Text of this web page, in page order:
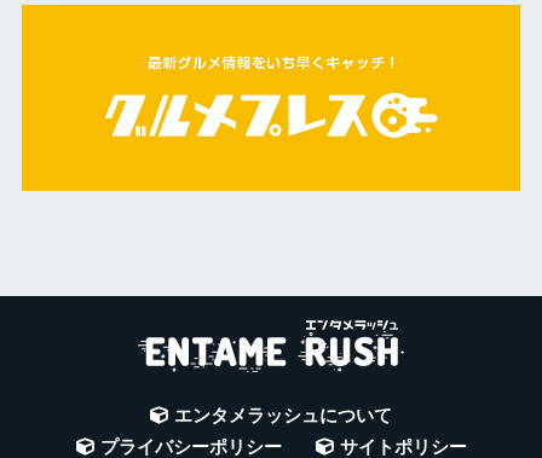
エンタメラッシュについて
プライバシーポリシー
サイトポリシー